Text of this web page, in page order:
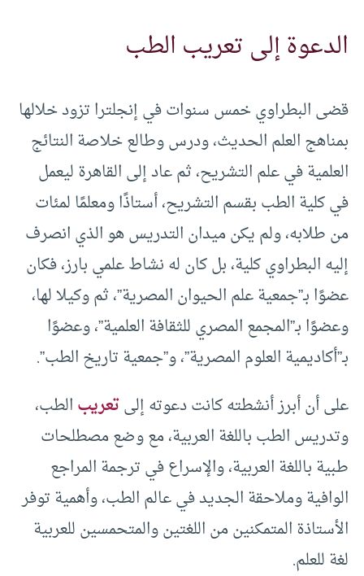
الدعوة إلى تعريب الطب
قضى البطراوي خمس سنوات في إنجلترا تزود خلالها
بمناهج العلم الحديث، ودرس وطالع خلاصة النتائج
العلمية في علم التشريح، ثم عاد إلى القاهرة ليعمل
في كلية الطب بقسم التشريح، أستاذًا ومعلمًا لمئات
من طلابه، ولم يكن ميدان التدريس هو الذي انصرف
إليه البطراوي كلية، بل كان له نشاط علمي بارز، فكان
عضوًا بـ”جمعية علم الحيوان المصرية”، ثم وكيلا لها،
وعضوًا بـ”المجمع المصري للثقافة العلمية”، وعضوًا
بـ”أكاديمية العلوم المصرية”، و”جمعية تاريخ الطب”.
على أن أبرز أنشطته كانت دعوته إلىتعريبالطب،
وتدريس الطب باللغة العربية، مع وضع مصطلحات
طبية باللغة العربية، والإسراع في ترجمة المراجع
الوافية وملاحقة الجديد في عالم الطب، وأهمية توفر
الأستاذة المتمكنين من اللغتين والمتحمسين للعربية
لغة للعلم.